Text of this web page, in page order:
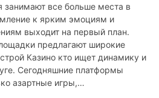
занимают все больше места в
к ярким эмоциям и
выходит на первый план.
предлагают широкие
Казино кто ищет динамику и
Сегодняшние платформы
азартные игры,…